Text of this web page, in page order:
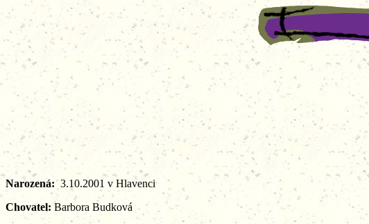
Narozená: 3.10.2001 v Hlavenci
Chovatel: Barbora Budková